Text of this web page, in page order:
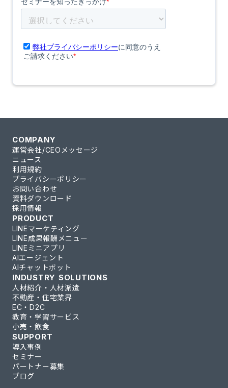
COMPANY
運営会社/CEOメッセージ
ニュース
利用規約
プライバシーポリシー
お問い合わせ
資料ダウンロード
採用情報
PRODUCT
LINEマーケティング
LINE成果報酬メニュー
LINEミニアプリ
AIエージェント
AIチャットボット
INDUSTRY SOLUTIONS
人材紹介・人材派遣
不動産・住宅業界
EC・D2C
教育・学習サービス
小売・飲食
SUPPORT
導入事例
セミナー
パートナー募集
ブログ